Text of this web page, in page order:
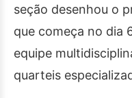
seção desenhou o
que começa no dia
equipe
quarteis